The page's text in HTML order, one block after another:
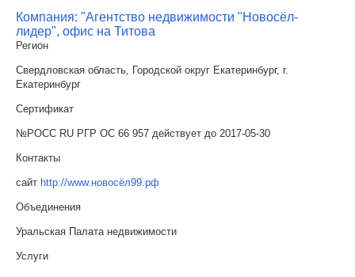
Компания: "Агентство недвижимости "Новосёл-
лидер", офис на Титова
Регион
Свердловская область, Городской округ Екатеринбург, г.
Екатеринбург
Сертификат
№РОСС RU РГР ОС 66 957 действует до 2017-05-30
Контакты
сайт http://www.новосёл99.рф
Объединения
Уральская Палата недвижимости
Услуги